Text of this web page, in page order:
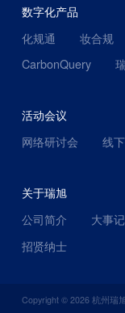
数字化产品
化规通
妆合规
CarbonQuery
活动会议
网络研讨会
线
关于瑞旭
公司简介
大事记
招贤纳士
Copyright © 2026杭州瑞